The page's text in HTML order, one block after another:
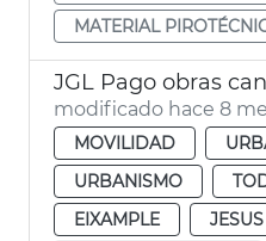
MATERIAL
modificado hace 8
MOVILIDAD
URBANISMO
EIXAMPLE
JESUS